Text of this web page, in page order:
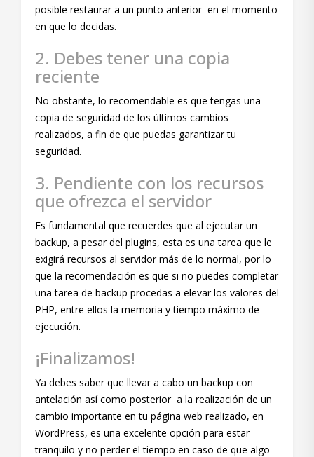
posible restaurar a un punto anterior en el momento
en que lo decidas.
2. Debes tener una copia
reciente
No obstante, lo recomendable es que tengas una
copia de seguridad de los últimos cambios
realizados, a fin de que puedas garantizar tu
seguridad.
3. Pendiente con los recursos
que ofrezca el servidor
Es fundamental que recuerdes que al ejecutar un
backup, a pesar del plugins, esta es una tarea que le
exigirá recursos al servidor más de lo normal, por lo
que la recomendación es que si no puedes completar
una tarea de backup procedas a elevar los valores del
PHP, entre ellos la memoria y tiempo máximo de
ejecución.
¡Finalizamos!
Ya debes saber que llevar a cabo un backup con
antelación así como posterior a la realización de un
cambio importante en tu página web realizado, en
WordPress, es una excelente opción para estar
tranquilo y no perder el tiempo en caso de que algo